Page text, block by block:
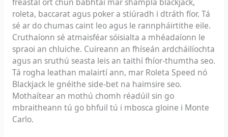
roleta, baccarat agus poker a stiúradh i dtráth fíor. Tá
sé ar do chumas caint leo agus le rannpháirtithe eile.
Cruthaíonn sé atmaisféar sóisialta a mhéadaíonn le
spraoi an chluiche. Cuireann an fhíseán ardcháilíochta
agus an sruthú seasta leis an taithí fhíor-thumtha seo.
Tá rogha leathan malairtí ann, mar Roleta Speed nó
Blackjack le gnéithe side-bet na haimsire seo.
Mothaítear an mothú chomh réadúil sin go
mbraitheann tú go bhfuil tú i mbosca gloine i Monte
Carlo.